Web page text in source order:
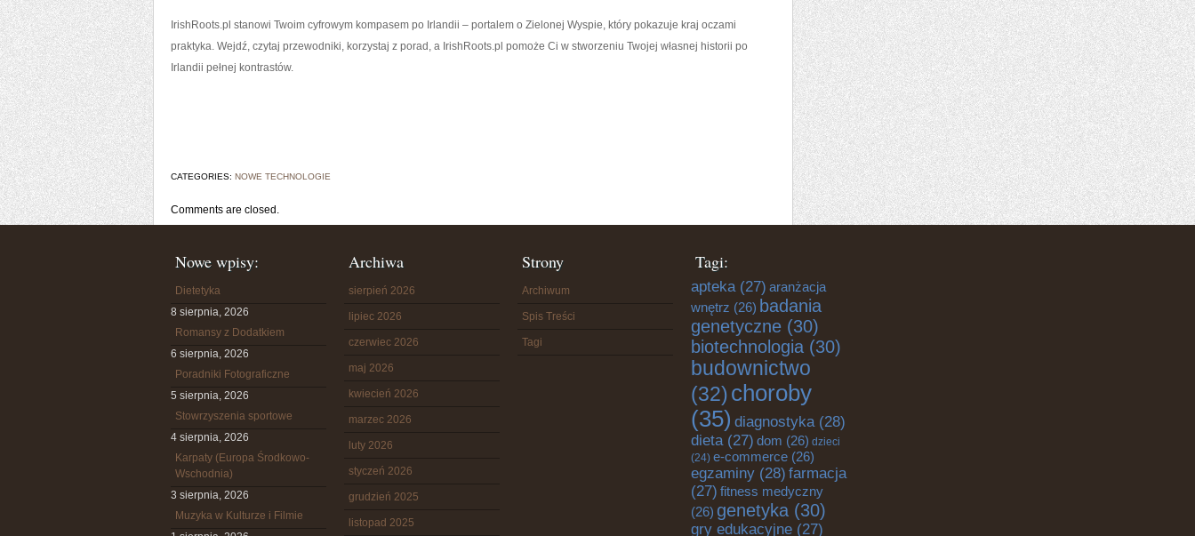
IrishRoots.pl stanowi Twoim cyfrowym kompasem po Irlandii – portalem o Zielonej Wyspie, który pokazuje kraj oczami
praktyka. Wejdź, czytaj przewodniki, korzystaj z porad, a IrishRoots.pl pomoże Ci w stworzeniu Twojej własnej historii po
Irlandii pełnej kontrastów.
CATEGORIES: NOWE TECHNOLOGIE
Comments are closed.
Nowe wpisy:
Dietetyka
8 sierpnia, 2026
Romansy z Dodatkiem
6 sierpnia, 2026
Poradniki Fotograficzne
5 sierpnia, 2026
Stowrzyszenia sportowe
4 sierpnia, 2026
Karpaty (Europa Środkowo-
Wschodnia)
3 sierpnia, 2026
Muzyka w Kulturze i Filmie
Archiwa
sierpień 2026
lipiec 2026
czerwiec 2026
maj 2026
kwiecień 2026
marzec 2026
luty 2026
styczeń 2026
grudzień 2025
listopad 2025
Strony
Archiwum
Spis Treści
Tagi
Tagi:
apteka(27) aranżacja
wnętrz (26) badania
genetyczne (30)
biotechnologia (30)
budownictwo
(32) choroby
(35) diagnostyka(28)
dieta(27) dom (26) dzieci
(24) e-commerce (26)
egzaminy (28) farmacja
(27) fitness medyczny
(26) genetyka (30)
gry edukacyjne (27)